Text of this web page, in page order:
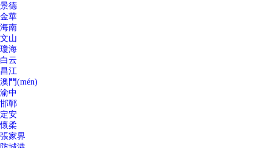
景德
金華
海南
文山
瓊海
白云
昌江
澳門(mén)
渝中
邯鄲
定安
懷柔
張家界